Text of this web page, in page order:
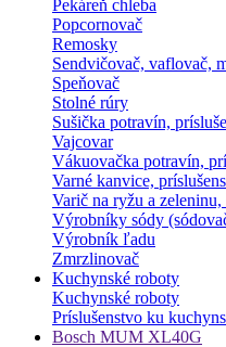
Pekáreň chleba
Popcornovač
Remosky
Sendvičovač, vaflovač,
Speňovač
Stolné rúry
Sušička potravín,
Vajcovar
Vákuovačka potravín,
Varné kanvice,
Varič na ryžu a
Výrobníky sódy
Výrobník ľadu
Zmrzlinovač
Kuchynské roboty
Kuchynské roboty
Príslušenstvo ku
Bosch MUM XL40G